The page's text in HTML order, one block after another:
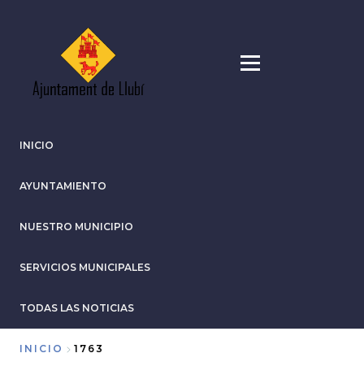
INICIO
AYUNTAMIENTO
NUESTRO MUNICIPIO
SERVICIOS MUNICIPALES
TODAS LAS NOTICIAS
INICIO 1763